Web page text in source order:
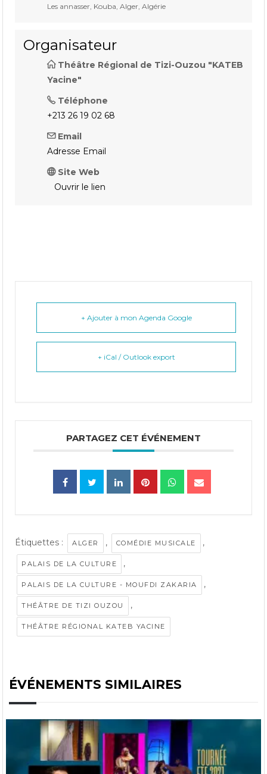
Les annasser, Kouba, Alger, Algérie
Organisateur
Théâtre Régional de Tizi-Ouzou "KATEB
Yacine"
Téléphone
+213 26 19 02 68
Email
Adresse Email
Site Web
Ouvrir le lien
+ Ajouter à mon Agenda Google
+ iCal / Outlook export
PARTAGEZ CET ÉVÉNEMENT
Étiquettes : ALGER , COMÉDIE MUSICALE ,
PALAIS DE LA CULTURE ,
PALAIS DE LA CULTURE - MOUFDI ZAKARIA ,
THÉÂTRE DE TIZI OUZOU ,
THÉÂTRE RÉGIONAL KATEB YACINE
ÉVÉNEMENTS SIMILAIRES